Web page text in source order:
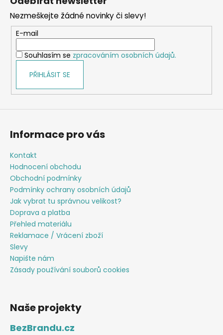
a
c
í
p
r
y
Nezmeškejte žádné novinky či slevy!
E-mail
Souhlasím se zpracováním osobních údajů.
PŘIHLÁSIT SE
Informace pro vás
Kontakt
Hodnocení obchodu
Obchodní podmínky
Podmínky ochrany osobních údajů
Jak vybrat tu správnou velikost?
Doprava a platba
Přehled materiálu
Reklamace / Vrácení zboží
Slevy
Napište nám
Zásady používání souborů cookies
Naše projekty
BezBrandu.cz